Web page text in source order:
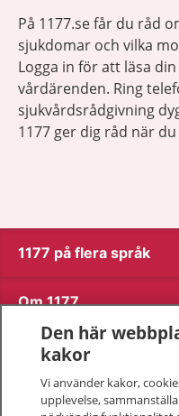
På 1177.se får du råd
sjukdomar och vilka
Logga in för att läsa
vårdärenden. Ring
sjukvårdsrådgivning
1177 ger dig råd när
1177 på flera språk
Om 1177
Kontakt
Den här
kakor
Vi använder kakor,
upplevelse,